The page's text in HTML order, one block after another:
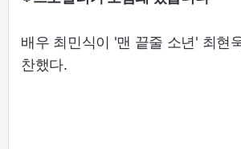
배우 최민식이 '맨 끝줄 소년' 최현
찬했다.